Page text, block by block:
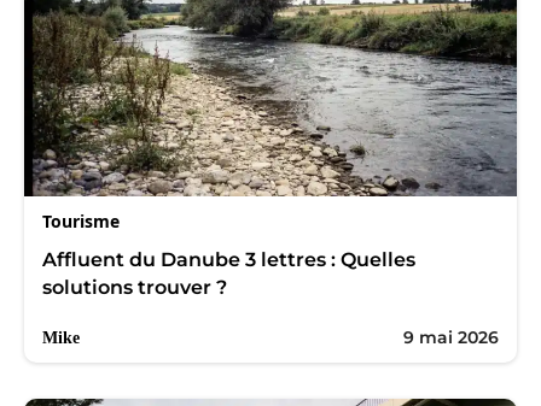
Tourisme
Affluent du Danube 3 lettres : Quelles
solutions trouver ?
Mike 9 mai 2026